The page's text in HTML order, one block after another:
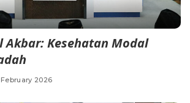
Akbar: Kesehatan Modal
2026